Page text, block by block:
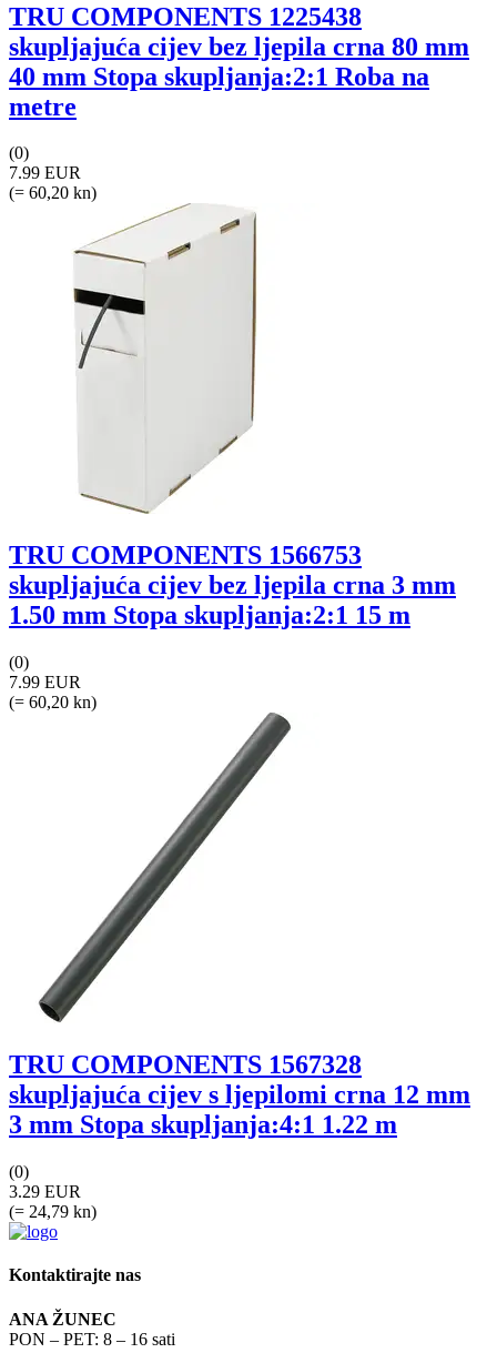
TRU COMPONENTS 1225438
skupljajuća cijev bez ljepila crna 80 mm
40 mm Stopa skupljanja:2:1 Roba na
metre
(0)
7.99 EUR
(= 60,20 kn)
TRU COMPONENTS 1566753
skupljajuća cijev bez ljepila crna 3 mm
1.50 mm Stopa skupljanja:2:1 15 m
(0)
7.99 EUR
(= 60,20 kn)
TRU COMPONENTS 1567328
skupljajuća cijev s ljepilomi crna 12 mm
3 mm Stopa skupljanja:4:1 1.22 m
(0)
3.29 EUR
(= 24,79 kn)
Kontaktirajte nas
ANA ŽUNEC
PON – PET: 8 – 16 sati